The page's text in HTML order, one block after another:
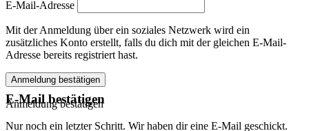
E-Mail-Adresse
Mit der Anmeldung über ein soziales Netzwerk wird ein
zusätzliches Konto erstellt, falls du dich mit der gleichen E-Mail-
Adresse bereits registriert hast.
Anmeldung bestätigen
Anmeldung bestätigen
E-Mail bestätigen
Nur noch ein letzter Schritt. Wir haben dir eine E-Mail geschickt.